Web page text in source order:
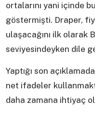
ortalarını yani içinde
göstermişti. Draper,
ulaşacağını ilk olarak
seviyesindeyken dile
Yaptığı son
net ifadeler
daha zamana ihtiyaç